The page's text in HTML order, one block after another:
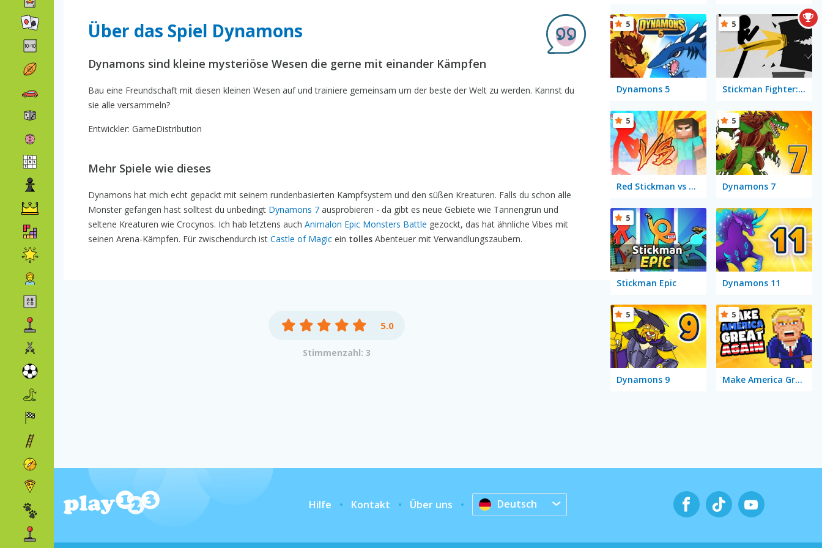
Über das Spiel Dynamons
Dynamons sind kleine mysteriöse Wesen die gerne mit einander Kämpfen
Bau eine Freundschaft mit diesen kleinen Wesen auf und trainiere gemeinsam um der beste der Welt zu werden. Kannst du
sie alle versammeln?
Entwickler: GameDistribution
Mehr Spiele wie dieses
Dynamons hat mich echt gepackt mit seinem rundenbasierten Kampfsystem und den süßen Kreaturen. Falls du schon alle
Monster gefangen hast solltest du unbedingt Dynamons 7 ausprobieren - da gibt es neue Gebiete wie Tannengrün und
seltene Kreaturen wie Crocynos. Ich hab letztens auch Animalon Epic Monsters Battle gezockt, das hat ähnliche Vibes mit
seinen Arena-Kämpfen. Für zwischendurch ist Castle of Magic ein tolles Abenteuer mit Verwandlungszaubern.
5.0
Stimmenzahl: 3
Dynamons 5
5
Stickman Fighter: Training Camp
5
Red Stickman vs Monster School
5
Dynamons 7
5
Stickman Epic
5
Dynamons 11
Dynamons 9
5
Make America Great Again
5
Hilfe Kontakt Über uns Deutsch